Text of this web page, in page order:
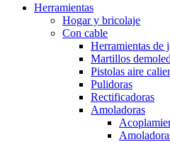
Herramientas
Hogar y bricolaje
Con cable
Herramientas de
Martillos
Pistolas aire
Pulidoras
Rectificadoras
Amoladoras